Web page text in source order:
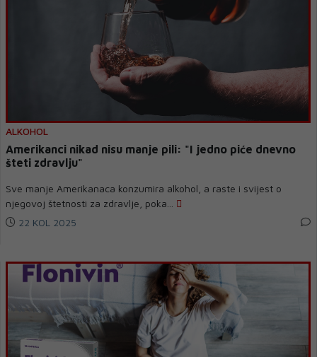
ALKOHOL
Amerikanci nikad nisu manje pili: "I jedno piće dnevno
šteti zdravlju"
Sve manje Amerikanaca konzumira alkohol, a raste i svijest o
njegovoj štetnosti za zdravlje, poka...
22 KOL 2025